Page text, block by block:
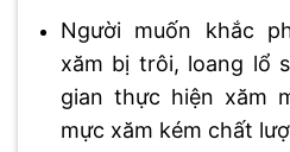
Người muốn khắc
xăm bị trôi, loang lổ
gian thực hiện xăm
mực xăm kém chất